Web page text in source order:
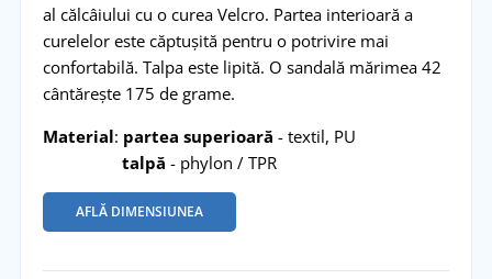
al călcâiului cu o curea Velcro. Partea interioară a
curelelor este căptușită pentru o potrivire mai
confortabilă. Talpa este lipită. O sandală mărimea 42
cântărește 175 de grame.
Material: partea superioară - textil, PU
talpă - phylon / TPR
AFLĂ DIMENSIUNEA